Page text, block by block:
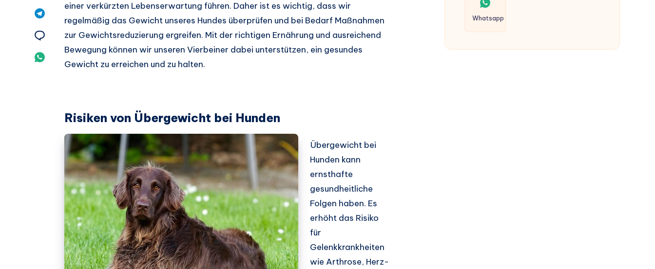
teilen.
Pinterest
Telegram
teilen.
Email
einer verkürzten Lebenserwartung führen. Daher ist es wichtig, dass wir
regelmäßig das Gewicht unseres Hundes überprüfen und bei Bedarf Maßnahmen
zur Gewichtsreduzierung ergreifen. Mit der richtigen Ernährung und ausreichend
Bewegung können wir unseren Vierbeiner dabei unterstützen, ein gesundes
Gewicht zu erreichen und zu halten.
Risiken von Übergewicht bei Hunden
Übergewicht bei
Hunden kann
ernsthafte
gesundheitliche
Folgen haben. Es
erhöht das Risiko
für
Gelenkkrankheiten
wie Arthrose, Herz-
Whatsapp